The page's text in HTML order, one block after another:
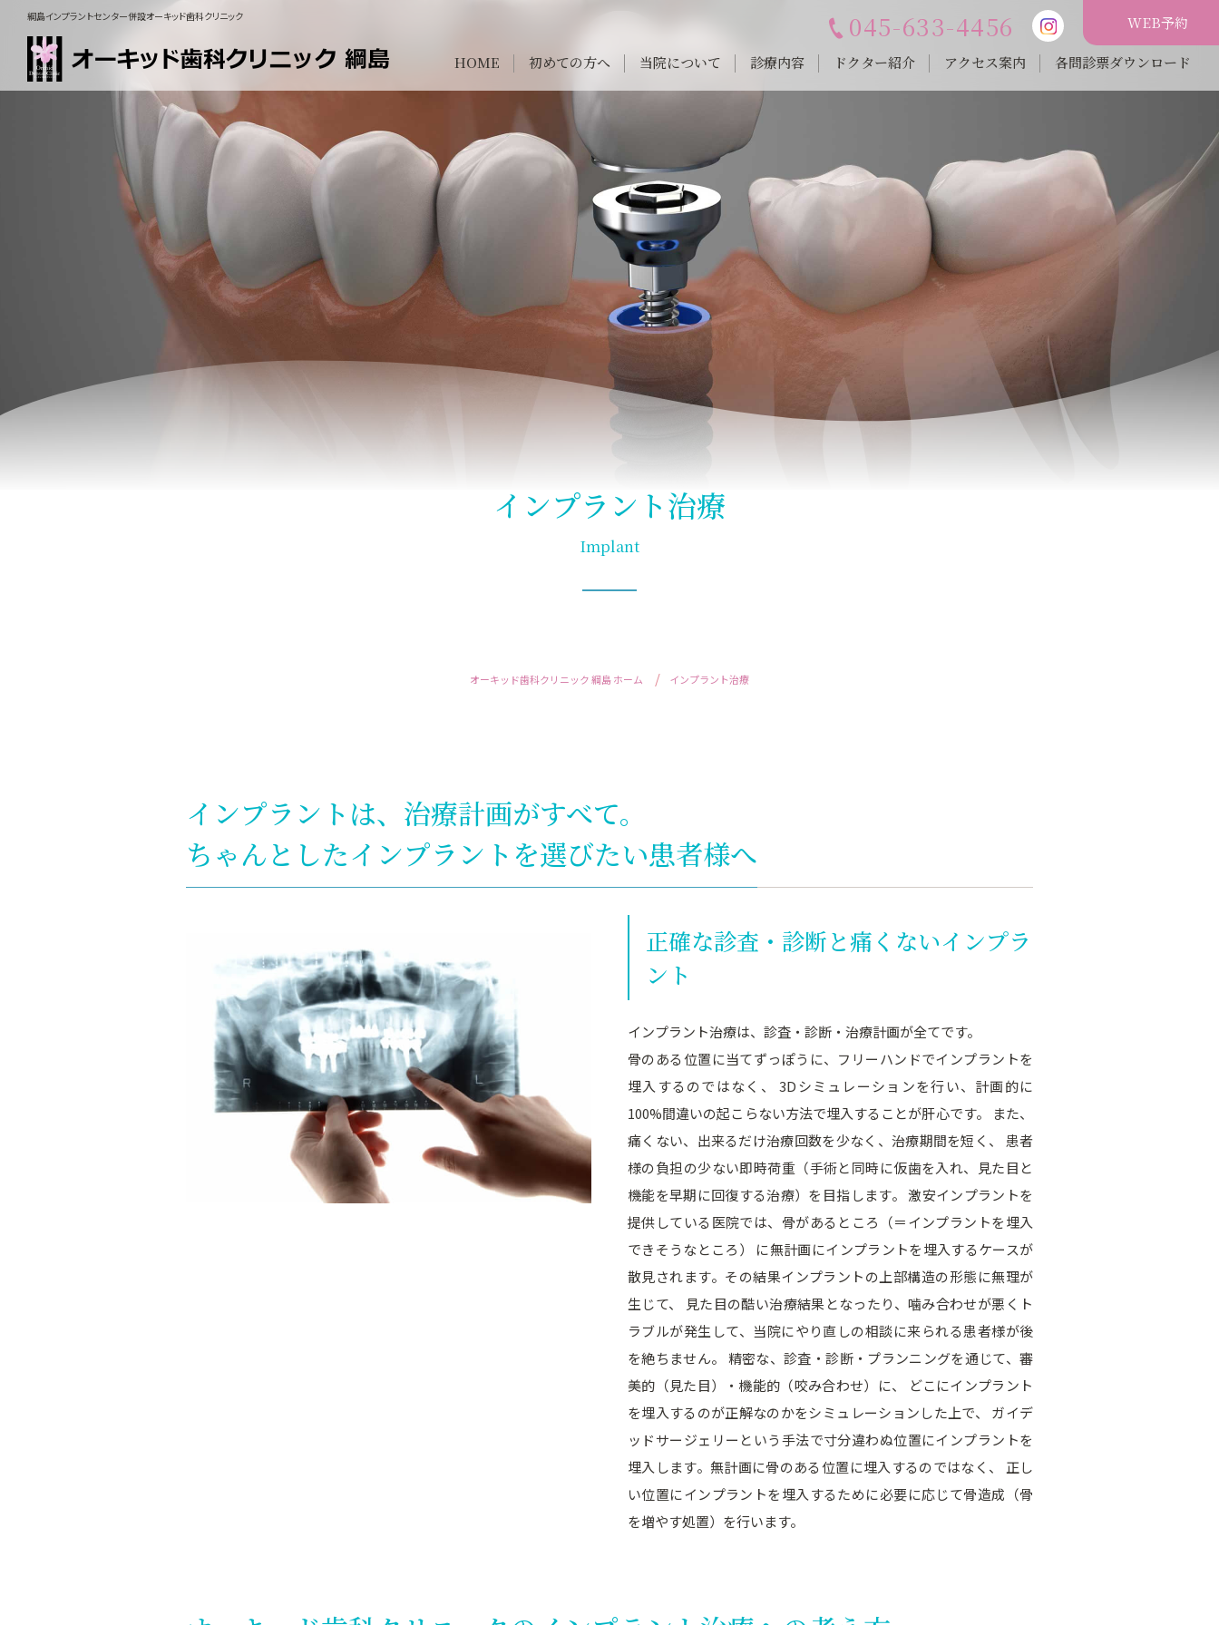
綱島インプラントセンター併設オーキッド歯科クリニック 045-633-4456
HOME 初めての方へ 当院について 診療内容 ドクター紹介 アクセス案内 各問診票ダウンロード
WEB予約
インプラント治療
Implant
オーキッド歯科クリニック 綱島 ホーム インプラント治療
インプラントは、治療計画がすべて。
ちゃんとしたインプラントを選びたい患者様へ
正確な診査・診断と痛くないインプラ
ント
インプラント治療は、診査・診断・治療計画が全てです。
骨のある位置に当てずっぽうに、フリーハンドでインプラントを
埋入するのではなく、 3Dシミュレーションを行い、計画的に
100%間違いの起こらない方法で埋入することが肝心です。 また、
痛くない、出来るだけ治療回数を少なく、治療期間を短く、 患者
様の負担の少ない即時荷重（手術と同時に仮歯を入れ、見た目と
機能を早期に回復する治療）を目指します。 激安インプラントを
提供している医院では、骨があるところ（＝インプラントを埋入
できそうなところ） に無計画にインプラントを埋入するケースが
散見されます。その結果インプラントの上部構造の形態に無理が
生じて、 見た目の酷い治療結果となったり、噛み合わせが悪くト
ラブルが発生して、当院にやり直しの相談に来られる患者様が後
を絶ちません。 精密な、診査・診断・プランニングを通じて、審
美的（見た目）・機能的（咬み合わせ）に、 どこにインプラント
を埋入するのが正解なのかをシミュレーションした上で、 ガイデ
ッドサージェリーという手法で寸分違わぬ位置にインプラントを
埋入します。無計画に骨のある位置に埋入するのではなく、 正し
い位置にインプラントを埋入するために必要に応じて骨造成（骨
を増やす処置）を行います。